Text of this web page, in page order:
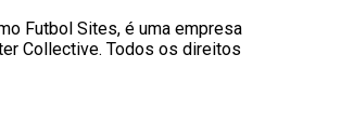
Futbol Sites, é uma empresa
Collective. Todos os direitos